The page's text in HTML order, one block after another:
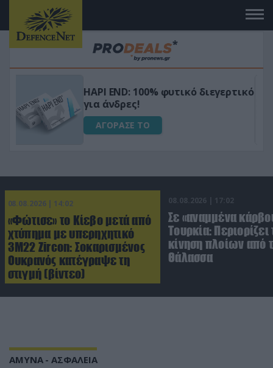
Μεταμόρφωσε τον κήπο σου με το
Ultra Box Μίνι Αλυσοπρίονο με
μπαταρία λιθίου
ΑΓΟΡΑΣΕ ΤΟ
08.08.2026 | 14:02
«Φώτισε» το Κίεβο μετά από
χτύπημα με υπερηχητικό
3M22 Zircon: Σοκαρισμένος
Ουκρανός κατέγραψε τη
στιγμή (βίντεο)
08.08.2026 | 17:02
Σε «αναμμένα
Τουρκία: Περιορίζει
κίνηση πλοίων από
Θάλασσα
ΑΜΥΝΑ - ΑΣΦΑΛΕΙΑ